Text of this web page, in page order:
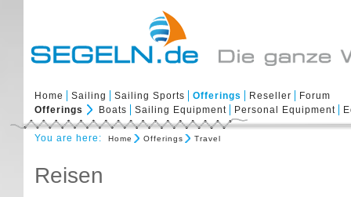
Home Sailing Sailing Sports Offerings Reseller
Forum
Offerings
Boats Sailing Equipment Personal Equipment
You are here: Home Offerings Travel
Reisen